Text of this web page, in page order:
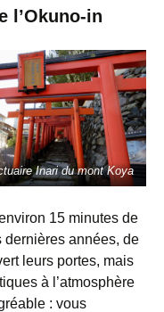
l’Okuno-in
Inari du mont Koya
15 minutes de
dernières années, de
leurs portes, mais
à l’atmosphère
: vous